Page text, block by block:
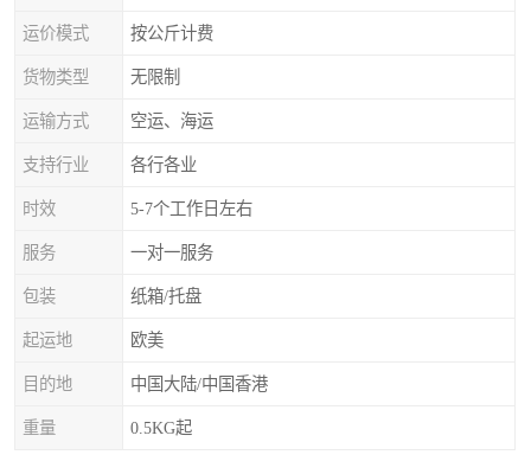
运价模式 按公斤计费
货物类型 无限制
运输方式 空运、海运
支持行业 各行各业
时效 5-7个工作日左右
服务 一对一服务
包装 纸箱/托盘
起运地 欧美
目的地 中国大陆/中国香港
重量 0.5KG起